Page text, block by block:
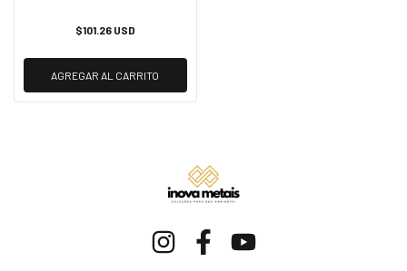
$101.26 USD
AGREGAR AL CARRITO